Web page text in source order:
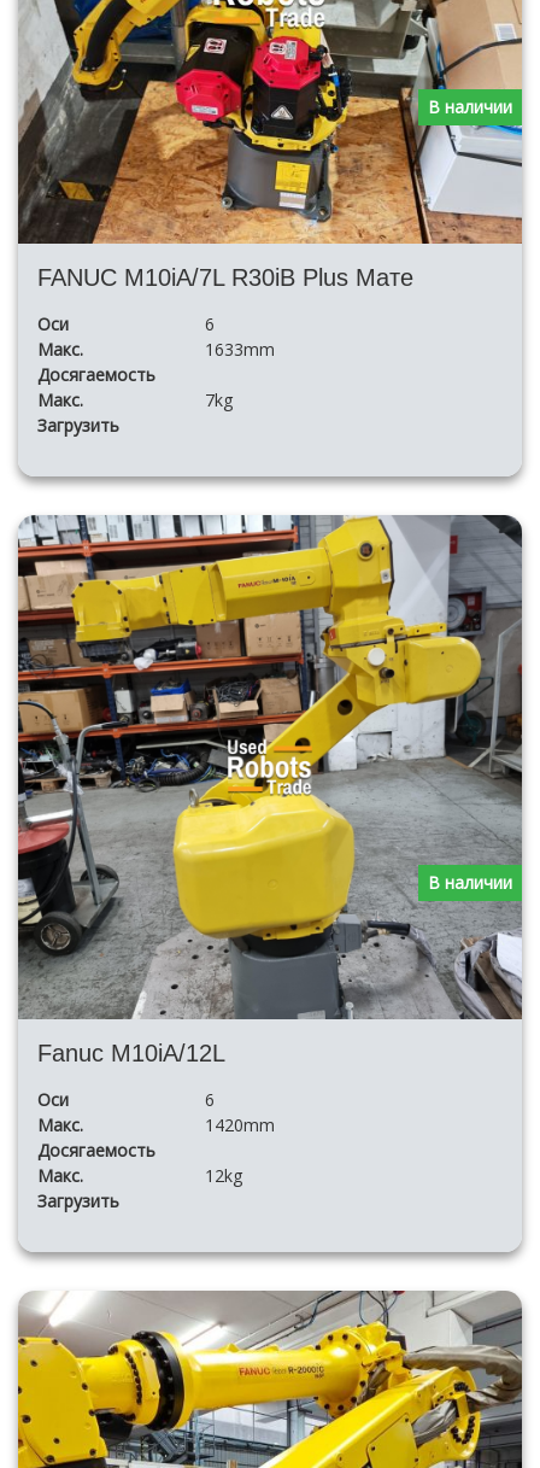
FANUC M10iA/7L R30iB Plus Мате
Оси
6
Макс.
Досягаемость
1633mm
Макс.
Загрузить
7kg
В наличии
Fanuc M10iA/12L
Оси
6
Макс.
Досягаемость
1420mm
Макс.
Загрузить
12kg
В наличии